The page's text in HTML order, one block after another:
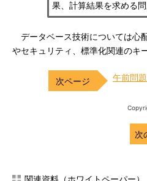
果、計算結果を求める
データベース技術については心
やセキュリティ、標準化関連のキ
午前問
次
関連資料（ホワイトペーパー）